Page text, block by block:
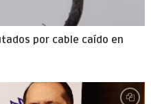
por cable caído en